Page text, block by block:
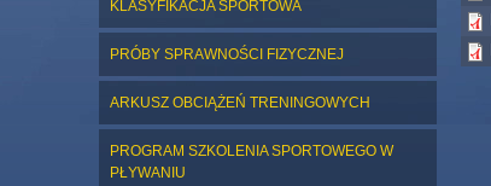
KLASYFIKACJA SPORTOWA
PRÓBY SPRAWNOŚCI FIZYCZNEJ
ARKUSZ OBCIĄŻEŃ TRENINGOWYCH
PROGRAM SZKOLENIA SPORTOWEGO W
PŁYWANIU